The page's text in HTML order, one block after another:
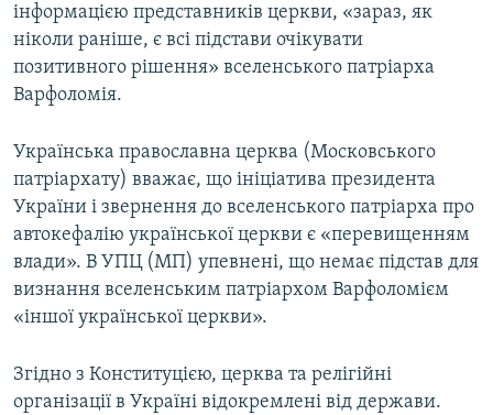
інформацією представників церкви, «зараз, як
ніколи раніше, є всі підстави очікувати
позитивного рішення» вселенського патріарха
Варфоломія.
Українська православна церква (Московського
патріархату) вважає, що ініціатива президента
України і звернення до вселенського патріарха про
автокефалію української церкви є «перевищенням
влади». В УПЦ (МП) упевнені, що немає підстав для
визнання вселенським патріархом Варфоломієм
«іншої української церкви».
Згідно з Конституцією, церква та релігійні
організації в Україні відокремлені від держави.